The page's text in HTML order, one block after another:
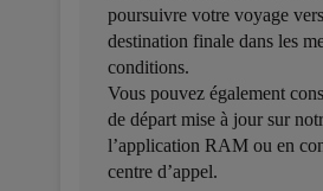
poursuivre votre voyage
destination finale dans les
conditions.
Vous pouvez également
de départ mise à jour sur
l’application RAM ou en
centre d’appel.